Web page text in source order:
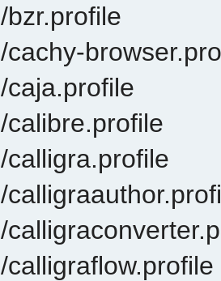
cachy-
caja.profile
calibre.profile
calligra.profile